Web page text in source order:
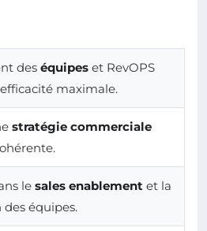
des équipes et RevOPS
maximale.
stratégie commerciale
le sales enablement et la
équipes.